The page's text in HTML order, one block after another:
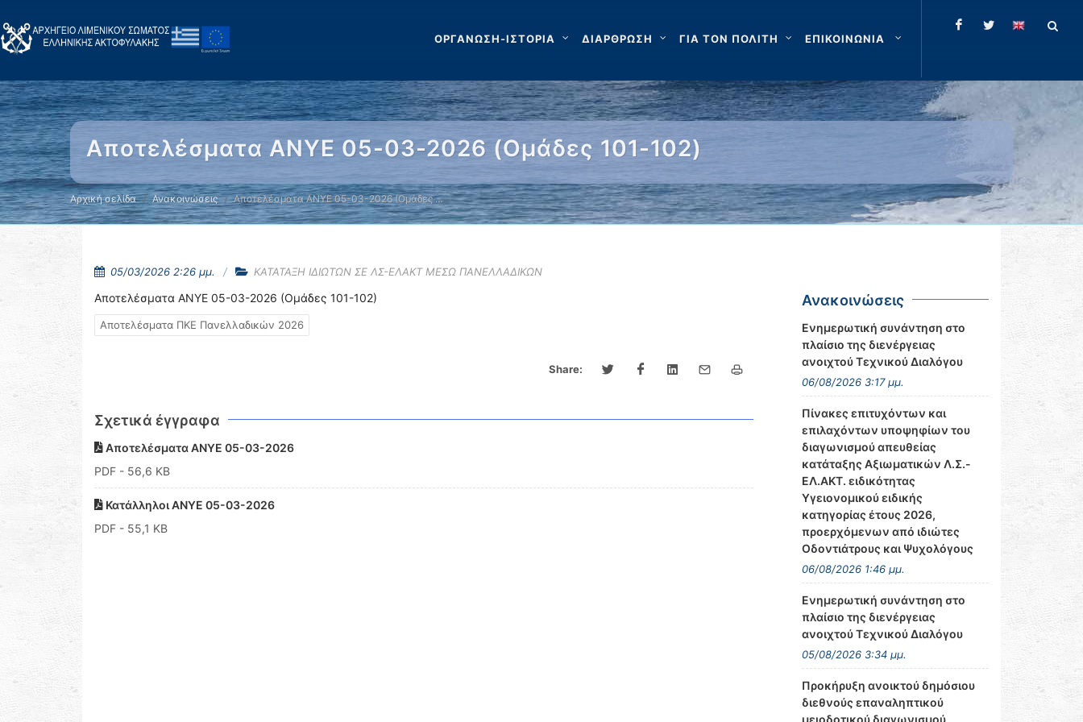
ΟΡΓΑΝΩΣΗ-ΙΣΤΟΡΙΑ ΔΙΑΡΘΡΩΣΗ ΓΙΑ ΤΟΝ ΠΟΛΙΤΗ ΕΠΙΚΟΙΝΩΝΙΑ
Αποτελέσματα ΑΝΥΕ 05-03-2026 (Ομάδες 101-102)
Αρχική σελίδα Ανακοινώσεις Αποτελέσματα ΑΝΥΕ 05-03-2026 (Ομάδες …
05/03/2026 2:26 μμ. ΚΑΤΑΤΑΞΗ ΙΔΙΩΤΩΝ ΣΕ ΛΣ-ΕΛΑΚΤ ΜΕΣΩ ΠΑΝΕΛΛΑΔΙΚΩΝ
Αποτελέσματα ΑΝΥΕ 05-03-2026 (Ομάδες 101-102)
Αποτελέσματα ΠΚΕ Πανελλαδικών 2026
Share:
Σχετικά έγγραφα
Αποτελέσματα ΑΝΥΕ 05-03-2026
PDF - 56,6 KB
Κατάλληλοι ΑΝΥΕ 05-03-2026
PDF - 55,1 KB
Ανακοινώσεις
Ενημερωτική συνάντηση στο
πλαίσιο της διενέργειας
ανοιχτού Τεχνικού Διαλόγου
06/08/2026 3:17 μμ.
Πίνακες επιτυχόντων και
επιλαχόντων υποψηφίων του
διαγωνισμού απευθείας
κατάταξης Αξιωματικών Λ.Σ.-
ΕΛ.ΑΚΤ. ειδικότητας
Υγειονομικού ειδικής
κατηγορίας έτους 2026,
προερχόμενων από ιδιώτες
Οδοντιάτρους και Ψυχολόγους
06/08/2026 1:46 μμ.
Ενημερωτική συνάντηση στο
πλαίσιο της διενέργειας
ανοιχτού Τεχνικού Διαλόγου
05/08/2026 3:34 μμ.
Προκήρυξη ανοικτού δημόσιου
διεθνούς επαναληπτικού
μειοδοτικού διαγωνισμού